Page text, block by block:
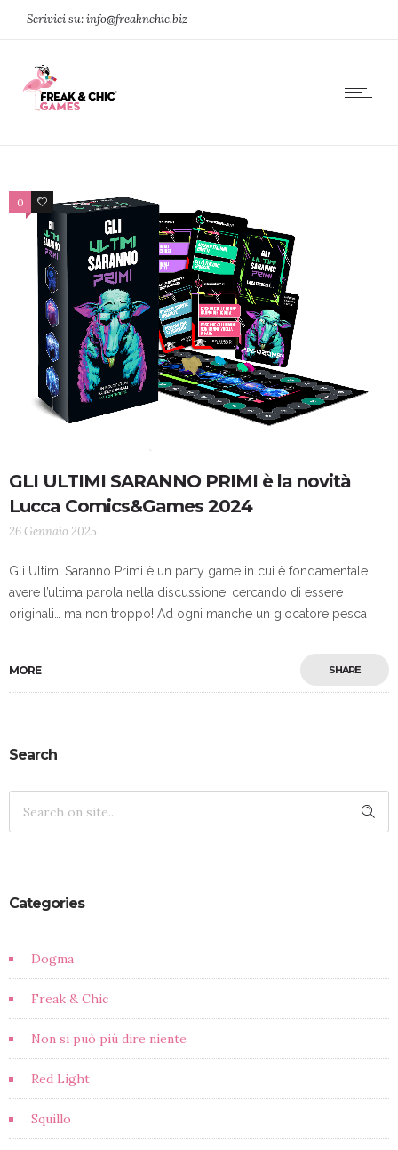
Scrivici su: info@freaknchic.biz
0 0
GLI ULTIMI SARANNO PRIMI è la novità
Lucca Comics&Games 2024
26 Gennaio 2025
Gli Ultimi Saranno Primi è un party game in cui è fondamentale
avere l’ultima parola nella discussione, cercando di essere
originali… ma non troppo! Ad ogni manche un giocatore pesca
MORE SHARE
Search
Categories
Dogma
Freak & Chic
Non si può più dire niente
Red Light
Squillo